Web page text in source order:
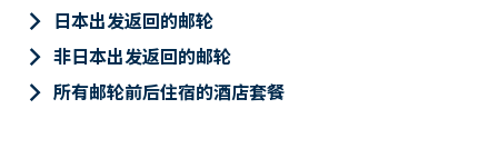
keyboard_arrow_right 日本出发返回的邮轮
keyboard_arrow_right 非日本出发返回的邮轮
keyboard_arrow_right 所有邮轮前后住宿的酒店套餐